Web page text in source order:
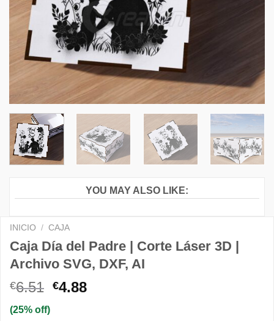
YOU MAY ALSO LIKE:
INICIO / CAJA
Caja Día del Padre | Corte Láser 3D |
Archivo SVG, DXF, AI
€6.51 El
€4.88El
(25% off)